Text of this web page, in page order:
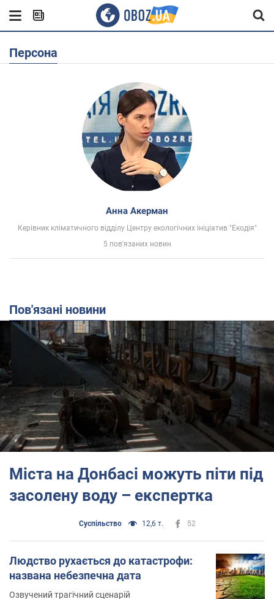
Персона
Анна Акерман
Керівник кліматичного відділу Центру екологічних ініціатив "Екодія"
5 пов'язаних новин
Пов'язані новини
Міста на Донбасі можуть піти під
засолену воду – експертка
Суспільство 12,6 т. 52
Людство рухається до катастрофи:
названа небезпечна дата
Озвучений трагічний сценарій